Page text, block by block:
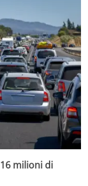
milioni di